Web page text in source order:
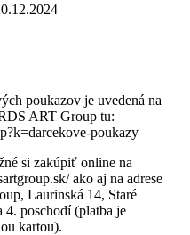
poukazov je uvedená na
ART Group tu:
poukazy
si zakúpiť online na
ako aj na adrese
Laurinská 14, Staré
4. poschodí (platba je
kartou).